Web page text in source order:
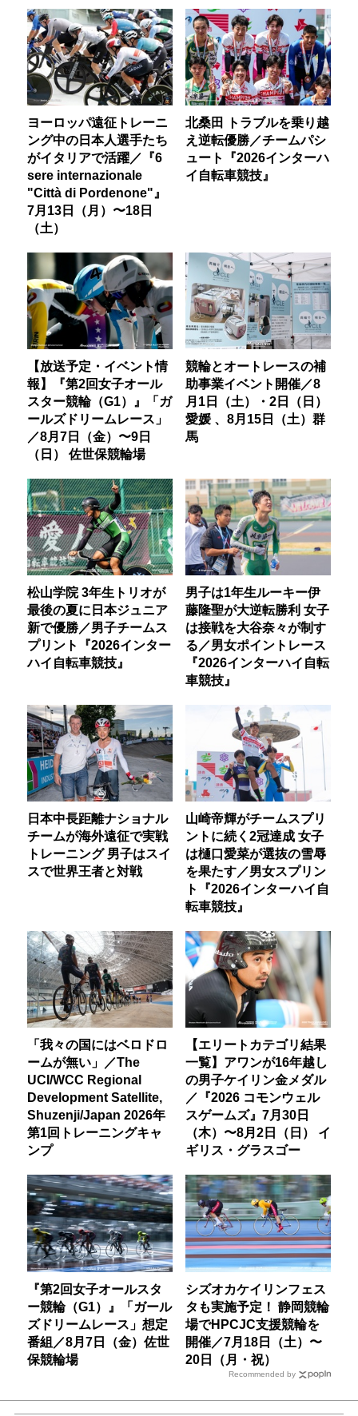
ヨーロッパ遠征トレーニ
ング中の日本人選手たち
がイタリアで活躍／『6
sere internazionale
"Città di Pordenone"』
7月13日（月）〜18日
（土）
北桑田 トラブルを乗り越
え逆転優勝／チームパシ
ュート『2026インターハ
イ自転車競技』
【放送予定・イベント情
報】『第2回女子オール
スター競輪（G1）』「ガ
ールズドリームレース」
／8月7日（金）〜9日
（日） 佐世保競輪場
競輪とオートレースの補
助事業イベント開催／8
月1日（土）・2日（日）
愛媛 、8月15日（土）群
馬
松山学院 3年生トリオが
最後の夏に日本ジュニア
新で優勝／男子チームス
プリント『2026インター
ハイ自転車競技』
男子は1年生ルーキー伊
藤隆聖が大逆転勝利 女子
は接戦を大谷奈々が制す
る／男女ポイントレース
『2026インターハイ自転
車競技』
日本中長距離ナショナル
チームが海外遠征で実戦
トレーニング 男子はスイ
スで世界王者と対戦
山崎帝輝がチームスプリ
ントに続く2冠達成 女子
は樋口愛菜が選抜の雪辱
を果たす／男女スプリン
ト『2026インターハイ自
転車競技』
「我々の国にはベロドロ
ームが無い」／The
UCI/WCC Regional
Development Satellite,
Shuzenji/Japan 2026年
第1回トレーニングキャ
ンプ
【エリートカテゴリ結果
一覧】アワンが16年越し
の男子ケイリン金メダル
／『2026 コモンウェル
スゲームズ』7月30日
（木）〜8月2日（日） イ
ギリス・グラスゴー
『第2回女子オールスタ
ー競輪（G1）』「ガール
ズドリームレース」想定
番組／8月7日（金）佐世
保競輪場
シズオカケイリンフェス
タも実施予定！ 静岡競輪
場でHPCJC支援競輪を
開催／7月18日（土）〜
20日（月・祝）
Recommended by